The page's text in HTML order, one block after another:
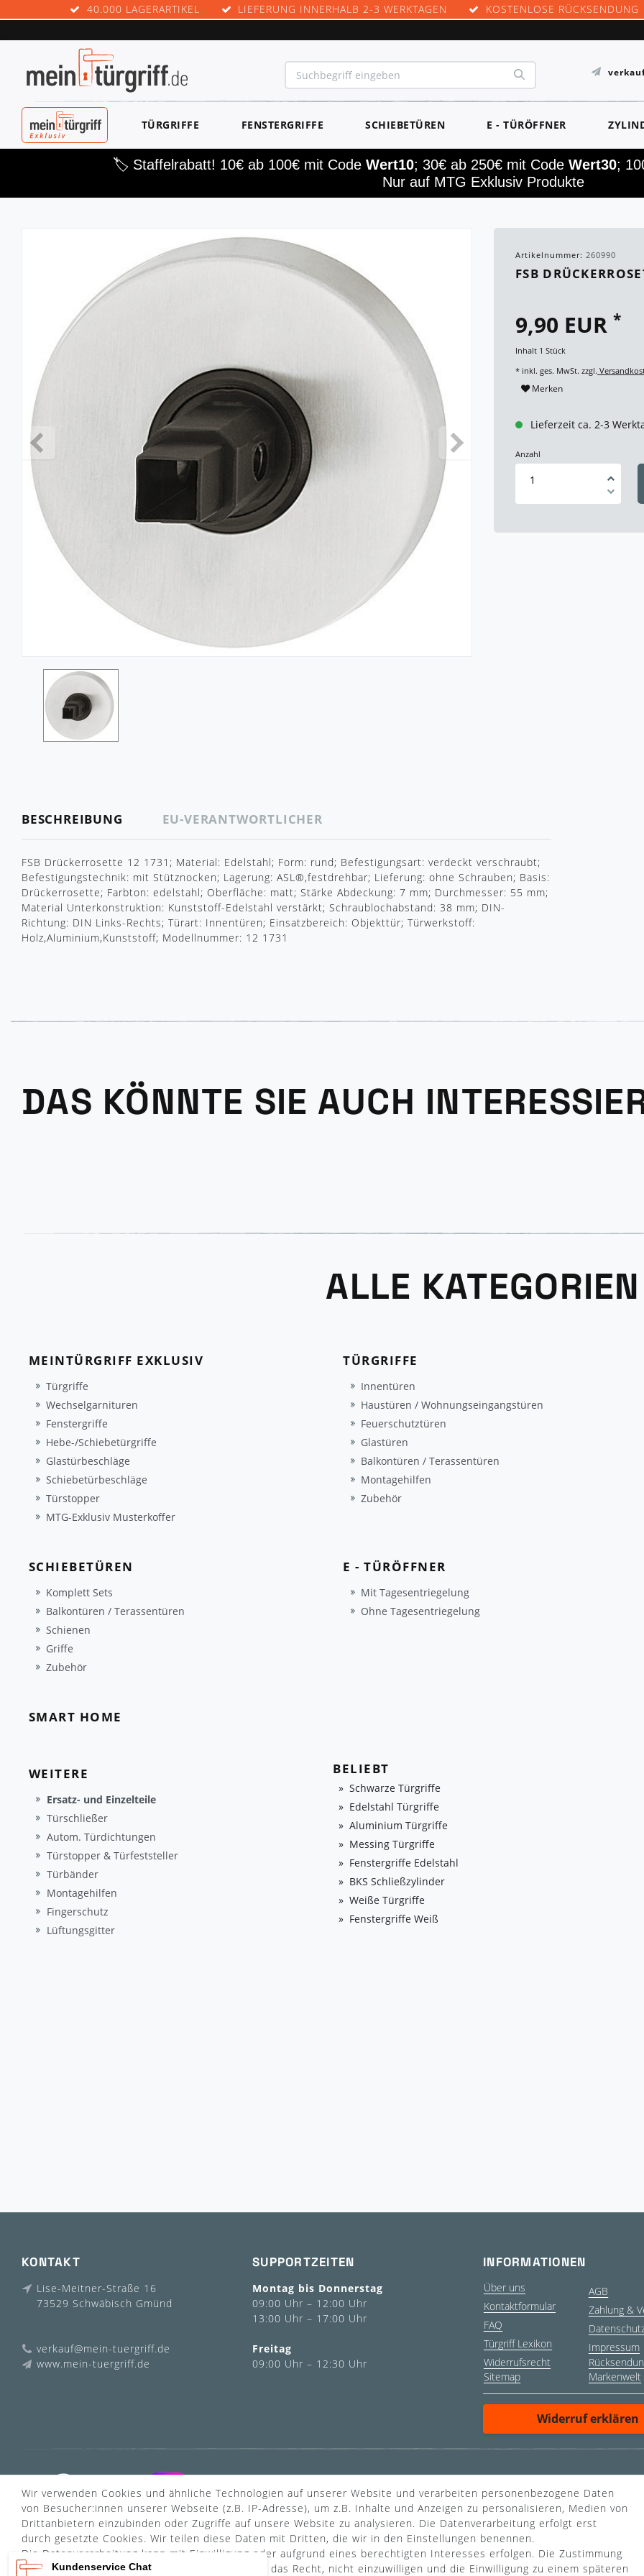
40.000 LAGERARTIKEL LIEFERUNG INNERHALB 2-3 WERKTAGEN KOSTENLOSE RÜCKSENDUNG
MEINTÜRGRIF
F EXKLUSIV
TÜRGRIFFE FENSTERGRIFFE SCHIEBETÜREN E - TÜRÖFFNER
🏷️ Staffelrabatt! 10€ ab 100€ mit Code Wert10; 30€ ab 250€ mit Code Wert30;
Nur auf MTG Exklusiv Produkte
Artikelnummer: 260990
FSB
9,90 EUR *
Inhalt 1 Stück
* inkl. ges. MwSt. zzgl.
Merken
Lieferzeit ca. 2-3
Anzahl
BESCHREIBUNG EU-VERANTWORTLICHER
FSB Drückerrosette 12 1731; Material: Edelstahl; Form: rund; Befestigungsart: verdeckt verschraubt;
Befestigungstechnik: mit Stütznocken; Lagerung: ASL®,festdrehbar; Lieferung: ohne Schrauben; Basis:
Drückerrosette; Farbton: edelstahl; Oberfläche: matt; Stärke Abdeckung: 7 mm; Durchmesser: 55 mm;
Material Unterkonstruktion: Kunststoff-Edelstahl verstärkt; Schraublochabstand: 38 mm; DIN-
Richtung: DIN Links-Rechts; Türart: Innentüren; Einsatzbereich: Objekttür; Türwerkstoff:
Holz,Aluminium,Kunststoff; Modellnummer: 12 1731
DAS KÖNNTE SIE AUCH
ALLE KATEGORIEN
MEINTÜRGRIFF EXKLUSIV
Türgriffe
Wechselgarnituren
Fenstergriffe
Hebe-/Schiebetürgriffe
Glastürbeschläge
Schiebetürbeschläge
Türstopper
MTG-Exklusiv Musterkoffer
TÜRGRIFFE
Innentüren
Haustüren / Wohnungseingangstüren
Feuerschutztüren
Glastüren
Balkontüren / Terassentüren
Montagehilfen
Zubehör
SCHIEBETÜREN
Komplett Sets
Balkontüren / Terassentüren
Schienen
Griffe
Zubehör
E - TÜRÖFFNER
Mit Tagesentriegelung
Ohne Tagesentriegelung
SMART HOME
WEITERE
Ersatz- und Einzelteile
Türschließer
Autom. Türdichtungen
Türstopper & Türfeststeller
Türbänder
Montagehilfen
Fingerschutz
Lüftungsgitter
BELIEBT
Schwarze Türgriffe
Edelstahl Türgriffe
Aluminium Türgriffe
Messing Türgriffe
Fenstergriffe Edelstahl
BKS Schließzylinder
Weiße Türgriffe
Fenstergriffe Weiß
KONTAKT
Lise-Meitner-Straße 16
73529 Schwäbisch Gmünd
verkauf@mein-tuergriff.de
www.mein-tuergriff.de
SUPPORTZEITEN
Montag bis Donnerstag
09:00 Uhr – 12:00 Uhr
13:00 Uhr – 17:00 Uhr
Freitag
09:00 Uhr – 12:30 Uhr
INFORMATIONEN
Über uns
Kontaktformular
FAQ
Türgriff Lexikon
Widerrufsrecht
Sitemap
AGB
Zahlung &
Impressum
Markenwelt
Widerruf erklären
WUSSTEN SIE SCHON?
Das Käufersiegel des Händlerbunds garantiert Ihnen
100%.-ige Zahlungssicherheit, größtmöglichen
Datenschutz und Geld-zurück-Garantie bei Nicht- oder
Falschlieferung.
Wir verwenden Cookies und ähnliche Technologien auf unserer Website und verarbeiten personenbezogene Daten
von Besucher:innen unserer Webseite (z.B. IP-Adresse), um z.B. Inhalte und Anzeigen zu personalisieren, Medien von
Drittanbietern einzubinden oder Zugriffe auf unsere Website zu analysieren. Die Datenverarbeitung erfolgt erst
durch gesetzte Cookies. Wir teilen diese Daten mit Dritten, die wir in den Einstellungen benennen.
Die Datenverarbeitung kann mit Einwilligung oder aufgrund eines berechtigten Interesses erfolgen. Die Zustimmung
kann erteilt oder abgelehnt werden. Es besteht das Recht, nicht einzuwilligen und die Einwilligung zu einem späteren
Kundenservice Chat